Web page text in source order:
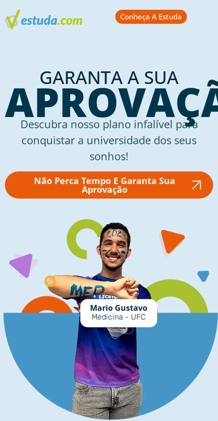
Conheça A Estuda
GARANTA A SUA
Descubra nosso plano infalível para
conquistar a universidade dos seus
sonhos!
Não Perca Tempo E Garanta Sua
Aprovação
Mario Gustavo
Medicina - UFC